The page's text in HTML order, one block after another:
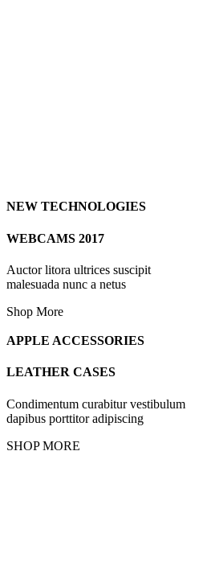
NEW TECHNOLOGIES
WEBCAMS 2017
Auctor litora ultrices suscipit
malesuada nunc a netus
Shop More
APPLE ACCESSORIES
LEATHER CASES
Condimentum curabitur vestibulum
dapibus porttitor adipiscing
SHOP MORE